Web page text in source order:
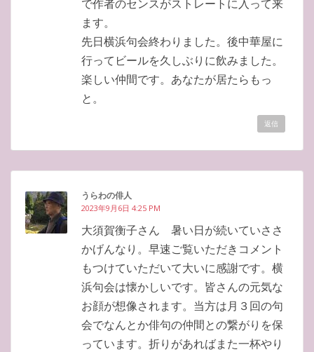
で作者のセンスがストレートに入って来
ます。
先日横浜句会終わりました。後中華屋に
行ってビールを久しぶりに飲みました。
楽しい仲間です。あなたが居たらもっ
と。
返信
うらわの俳人
2023年9月6日 4:25 PM
大須賀衡子さん 暑い日が続いていささ
かげんなり。早速ご覧いただきコメント
もつけていただいて大いに感謝です。横
浜句会は懐かしいです。皆さんの元気な
お顔が想像されます。当方は月３回の句
会でなんとか俳句の仲間との繋がりを保
っています。折りがあればまた一杯やり